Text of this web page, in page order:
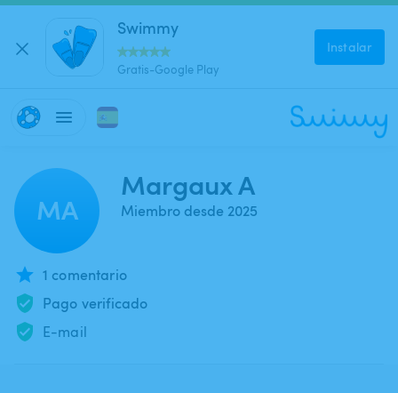
Swimmy
Gratis-Google Play
Instalar
MA
Margaux A
Miembro desde 2025
1 comentario
Pago verificado
E-mail